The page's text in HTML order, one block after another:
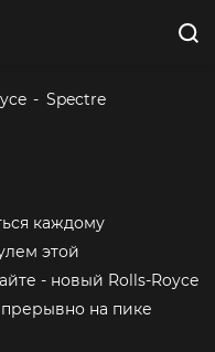
- Spectre
каждому
этой
- новый Rolls-Royce
на пике